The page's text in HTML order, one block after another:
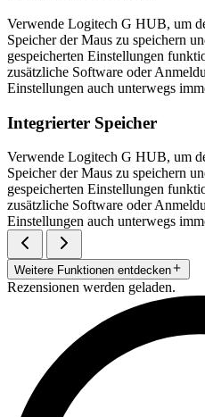
Verwende Logitech G HUB, um
Speicher der Maus zu speichern
gespeicherten Einstellungen
zusätzliche Software oder
Einstellungen auch unterwegs
Integrierter Speicher
Verwende Logitech G HUB, um
Speicher der Maus zu speichern
gespeicherten Einstellungen
zusätzliche Software oder
Einstellungen auch unterwegs
Weitere Funktionen entdecken
Rezensionen werden geladen.